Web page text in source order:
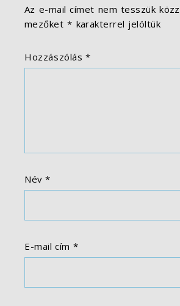
Az e-mail címet nem tesszük
mezőket* karakterrel jelöltük
Hozzászólás*
Név*
E-mail cím *